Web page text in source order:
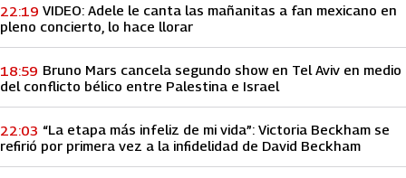
VIDEO: Adele le canta las mañanitas a fan mexicano en
pleno concierto, lo hace llorar
22:19
Bruno Mars cancela segundo show en Tel Aviv en medio
del conflicto bélico entre Palestina e Israel
18:59
“La etapa más infeliz de mi vida”: Victoria Beckham se
refirió por primera vez a la infidelidad de David Beckham
22:03